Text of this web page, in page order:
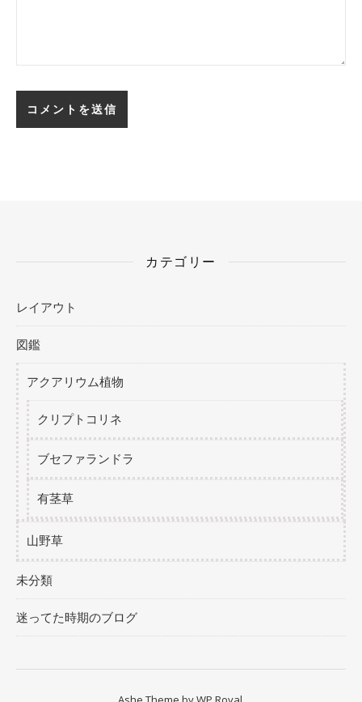
カテゴリー
レイアウト
図鑑
アクアリウム植物
クリプトコリネ
ブセファランドラ
有茎草
山野草
未分類
迷ってた時期のブログ